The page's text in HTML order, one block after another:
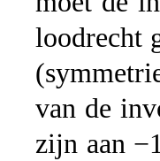
loodrecht
van de
zijn aan